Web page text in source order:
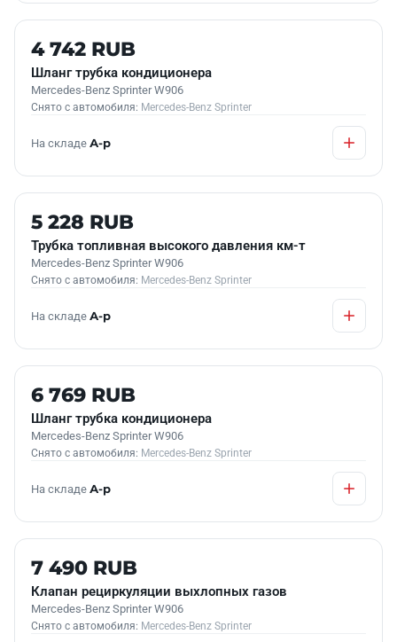
Б/У В НАЛИЧИИ
4 742 RUB
Шланг трубка кондиционера
Mercedes-Benz Sprinter W906
Снято с автомобиля: Mercedes-Benz Sprinter
На складе А-р
Б/У В НАЛИЧИИ
5 228 RUB
Трубка топливная высокого давления км-т
Mercedes-Benz Sprinter W906
Снято с автомобиля: Mercedes-Benz Sprinter
На складе А-р
Б/У В НАЛИЧИИ
6 769 RUB
Шланг трубка кондиционера
Mercedes-Benz Sprinter W906
Снято с автомобиля: Mercedes-Benz Sprinter
На складе А-р
Б/У В НАЛИЧИИ
7 490 RUB
Клапан рециркуляции выхлопных газов
Mercedes-Benz Sprinter W906
Снято с автомобиля: Mercedes-Benz Sprinter